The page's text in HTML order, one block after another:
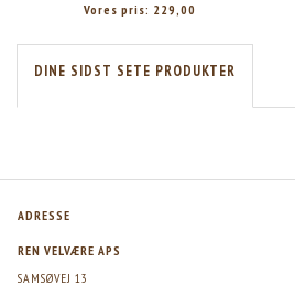
Vores pris: 229,00
DINE SIDST SETE PRODUKTER
ADRESSE
REN VELVÆRE APS
SAMSØVEJ 13